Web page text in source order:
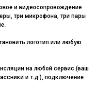
и видеосопровождение
три микрофона, три пары
логотип или любую
на любой сервис (ваш
и т.д.), подключение